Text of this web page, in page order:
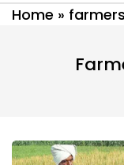
Home »